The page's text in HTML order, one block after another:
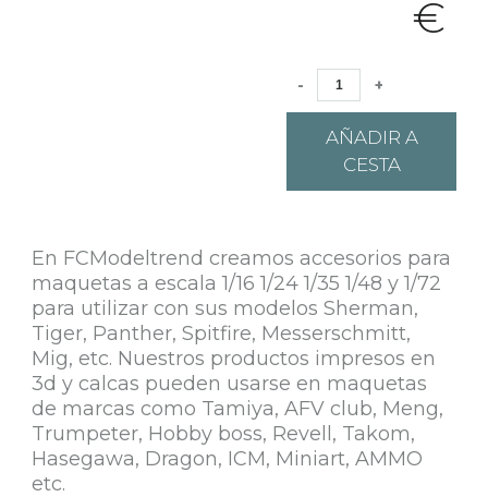
€
- +
AÑADIR A
CESTA
En FCModeltrend creamos accesorios para
maquetas a escala 1/16 1/24 1/35 1/48 y 1/72
para utilizar con sus modelos Sherman,
Tiger, Panther, Spitfire, Messerschmitt,
Mig, etc. Nuestros productos impresos en
3d y calcas pueden usarse en maquetas
de marcas como Tamiya, AFV club, Meng,
Trumpeter, Hobby boss, Revell, Takom,
Hasegawa, Dragon, ICM, Miniart, AMMO
etc.